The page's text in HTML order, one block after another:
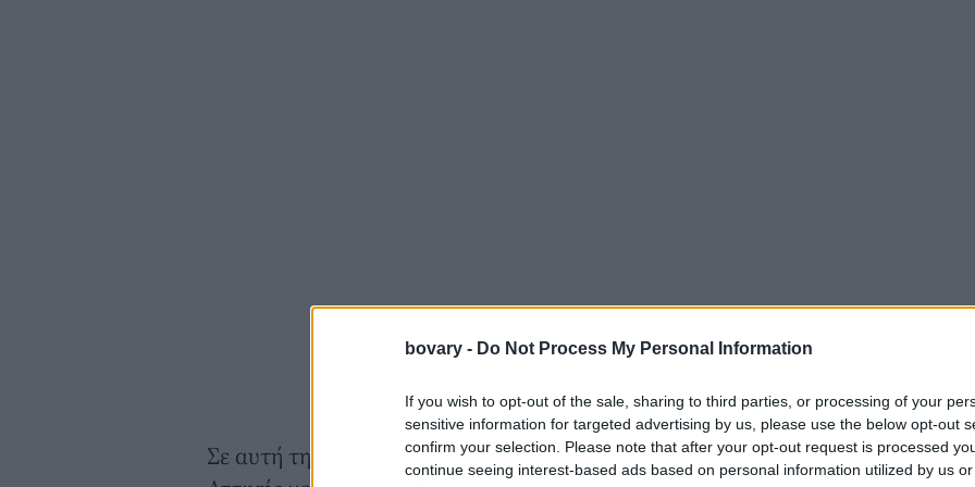
bovary - Do Not Process My Personal Information
If you wish to opt-out of the sale, sharing to third parties, or processing of your
sensitive information for targeted advertising by us, please use the below opt-out
confirm your selection. Please note that after your opt-out request is processed
continue seeing interest-based ads based on personal information utilized by us
Σε αυτή τη ζωντανη σχέση με την παράδοση επενδύει η Περιφέρεια